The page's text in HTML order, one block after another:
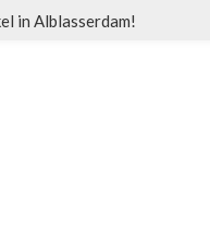
in Alblasserdam!